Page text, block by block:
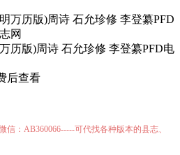
历版)周诗 石允珍修 李登纂PFD电
后查看
：AB360066-----可代找各种版本的县志、